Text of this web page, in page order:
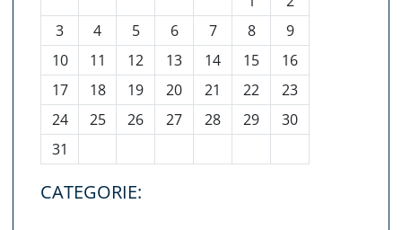
3
4 5 6 7 8
9
10
11 12 13 14 15
16
17
18 19 20 21 22
23
24
25 26 27 28 29
30
31
CATEGORIE: